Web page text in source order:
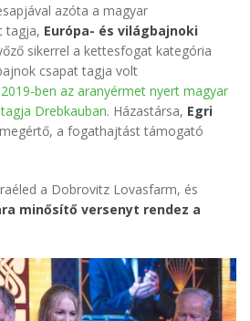
azóta a magyar
tagja, Európa- és világbajnoki
sikerrel a kettesfogat kategória
csapat tagja volt
2019-ben az aranyérmet nyert magyar
Drebkauban. Házastársa, Egri
a fogathajtást támogató
a Dobrovitz Lovasfarm, és
minősítő versenyt rendez a